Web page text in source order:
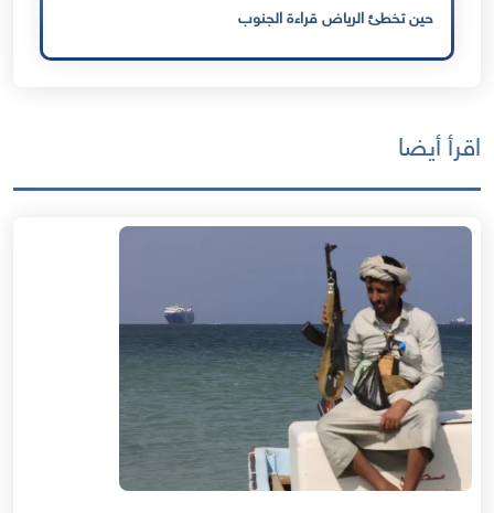
حين تخطئ الرياض قراءة الجنوب
اقرأ أيضا